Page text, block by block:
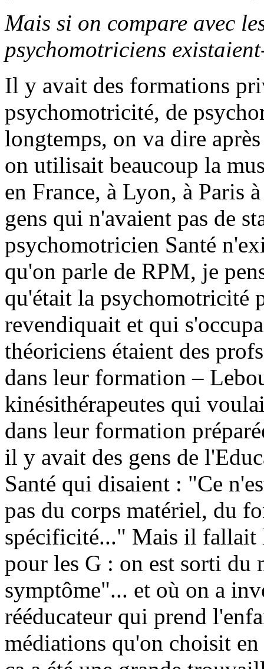
Mais si on compare avec
psychomotriciens
Il y avait des formations
psychomotricité, de
longtemps, on va dire
on utilisait beaucoup la
en France, à Lyon, à Paris
gens qui n'avaient pas de
psychomotricien Santé
qu'on parle de RPM, je
qu'était la psychomotricité
revendiquait et qui
théoriciens étaient des
dans leur formation –
kinésithérapeutes qui
dans leur formation
il y avait des gens de
Santé qui disaient : "Ce
pas du corps matériel, du
spécificité..." Mais il fallait
pour les G : on est sorti du
symptôme"... et où on a
rééducateur qui prend
médiations qu'on choisit